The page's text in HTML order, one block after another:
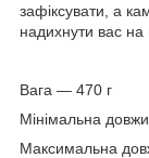
зафіксувати, а
надихнути вас
Вага — 470 г
Мінімальна
Максимальна